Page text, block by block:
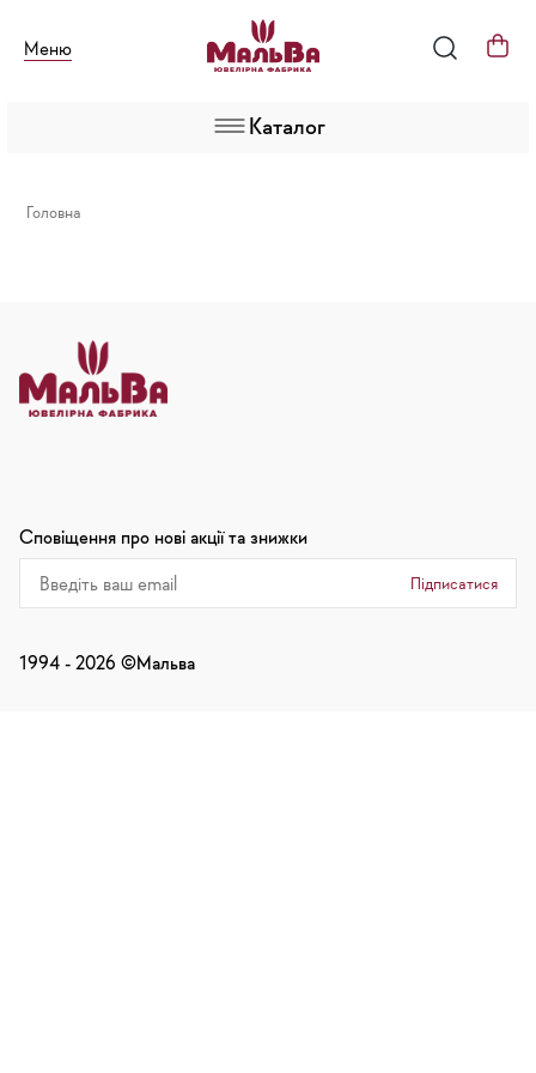
Меню
Каталог
Головна
Сповіщення про нові акції та знижки
Підписатися
1994 - 2026 ©Мальва